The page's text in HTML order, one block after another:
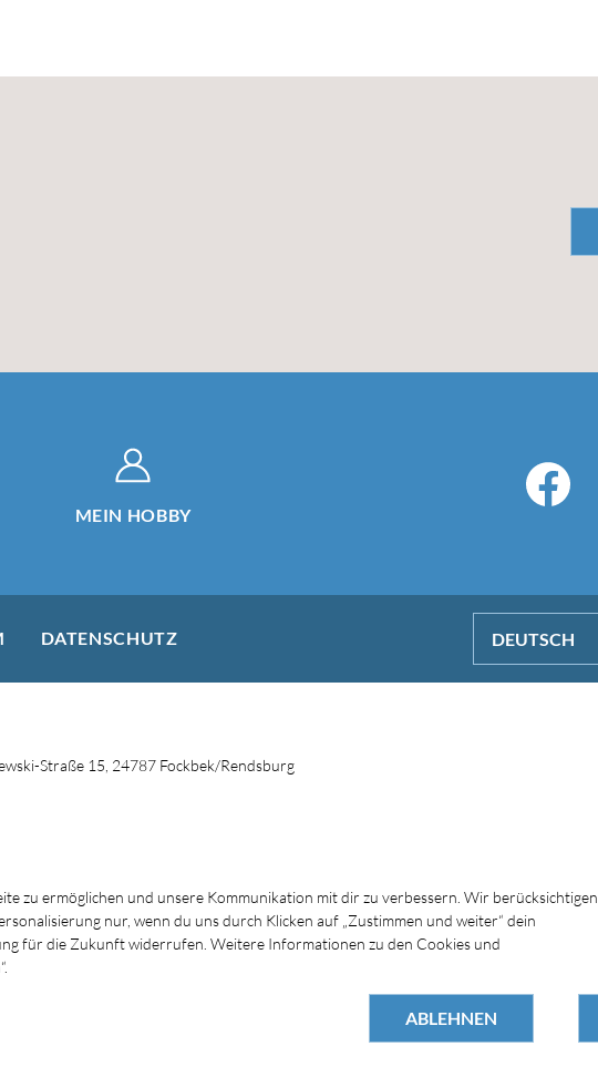
MEIN HOBBY
DATENSCHUTZ DEUTSCH
Straße 15, 24787 Fockbek/Rendsburg
zu ermöglichen und unsere Kommunikation mit dir zu verbessern. Wir berücksichtigen
nur, wenn du uns durch Klicken auf „Zustimmen und weiter“ dein
für die Zukunft widerrufen. Weitere Informationen zu den Cookies und
ABLEHNEN